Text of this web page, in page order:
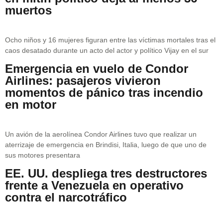
muertos
Ocho niños y 16 mujeres figuran entre las víctimas mortales tras el
caos desatado durante un acto del actor y político Vijay en el sur
Emergencia en vuelo de Condor
Airlines: pasajeros vivieron
momentos de pánico tras incendio
en motor
Un avión de la aerolínea Condor Airlines tuvo que realizar un
aterrizaje de emergencia en Brindisi, Italia, luego de que uno de
sus motores presentara
EE. UU. despliega tres destructores
frente a Venezuela en operativo
contra el narcotráfico